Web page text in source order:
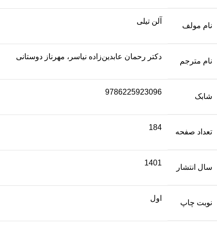
نام مولف
آلن تیلی
نام مترجم
دکتر رحمان عابدین‌زاده نیاسر، مهرناز دوستانی
شابک
9786225923096
تعداد صفحه
184
سال انتشار
1401
نوبت چاپ
اول